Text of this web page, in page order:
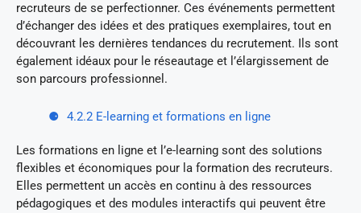
recruteurs de se perfectionner. Ces événements permettent
d’échanger des idées et des pratiques exemplaires, tout en
découvrant les dernières tendances du recrutement. Ils sont
également idéaux pour le réseautage et l’élargissement de
son parcours professionnel.
4.2.2 E-learning et formations en ligne
Les formations en ligne et l’e-learning sont des solutions
flexibles et économiques pour la formation des recruteurs.
Elles permettent un accès en continu à des ressources
pédagogiques et des modules interactifs qui peuvent être